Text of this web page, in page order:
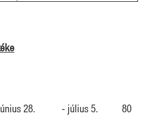
június 28. - július 5. 80